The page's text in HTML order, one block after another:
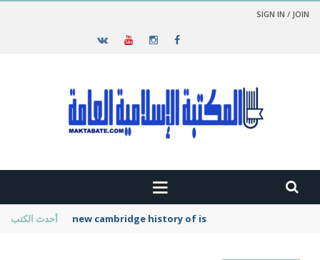
SIGN IN / JOIN
أحدث الكتب new cambridge history of islam